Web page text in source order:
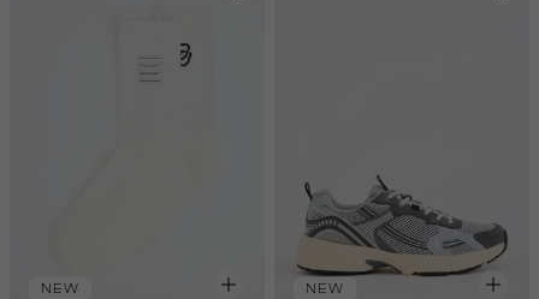
NEW NEW